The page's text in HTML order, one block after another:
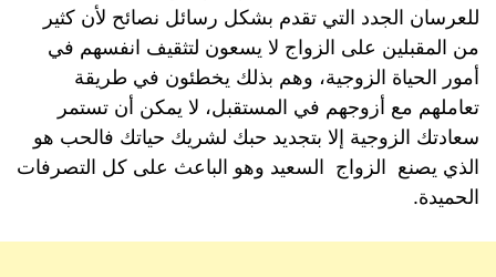
للعرسان الجدد التي تقدم بشكل رسائل نصائح لأن كثير
من المقبلين على الزواج لا يسعون لتثقيف انفسهم في
أمور الحياة الزوجية، وهم بذلك يخطئون في طريقة
تعاملهم مع أزوجهم في المستقبل، لا يمكن أن تستمر
سعادتك الزوجية إلا بتجديد حبك لشريك حياتك فالحب هو
الذي يصنع ⁧ الزواج ⁩ السعيد وهو الباعث على كل التصرفات
الحميدة.